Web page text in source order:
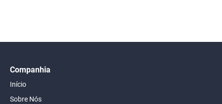
Companhia
Início
Sobre Nós